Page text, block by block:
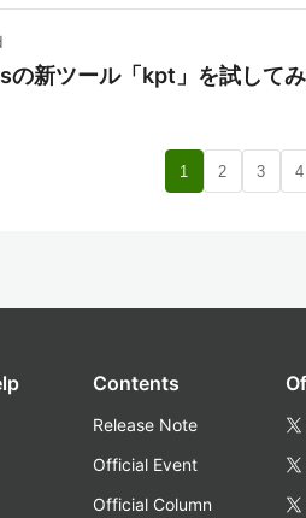
新ツール「kpt」を試して
1 2 3 4
Contents
Release Note
Official Event
Official Column